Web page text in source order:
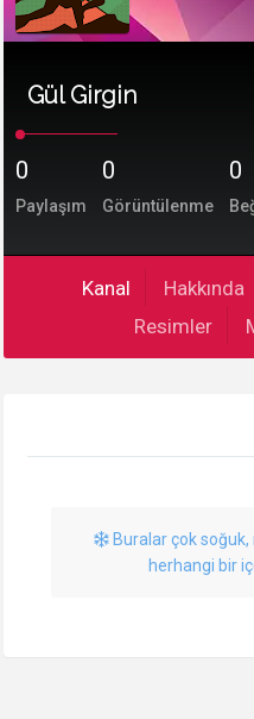
Gül Girgin
0
Paylaşım
0
Görüntülenme
0
Kanal Hakkında
Resimler
Buralar çok soğuk,
herhangi bir